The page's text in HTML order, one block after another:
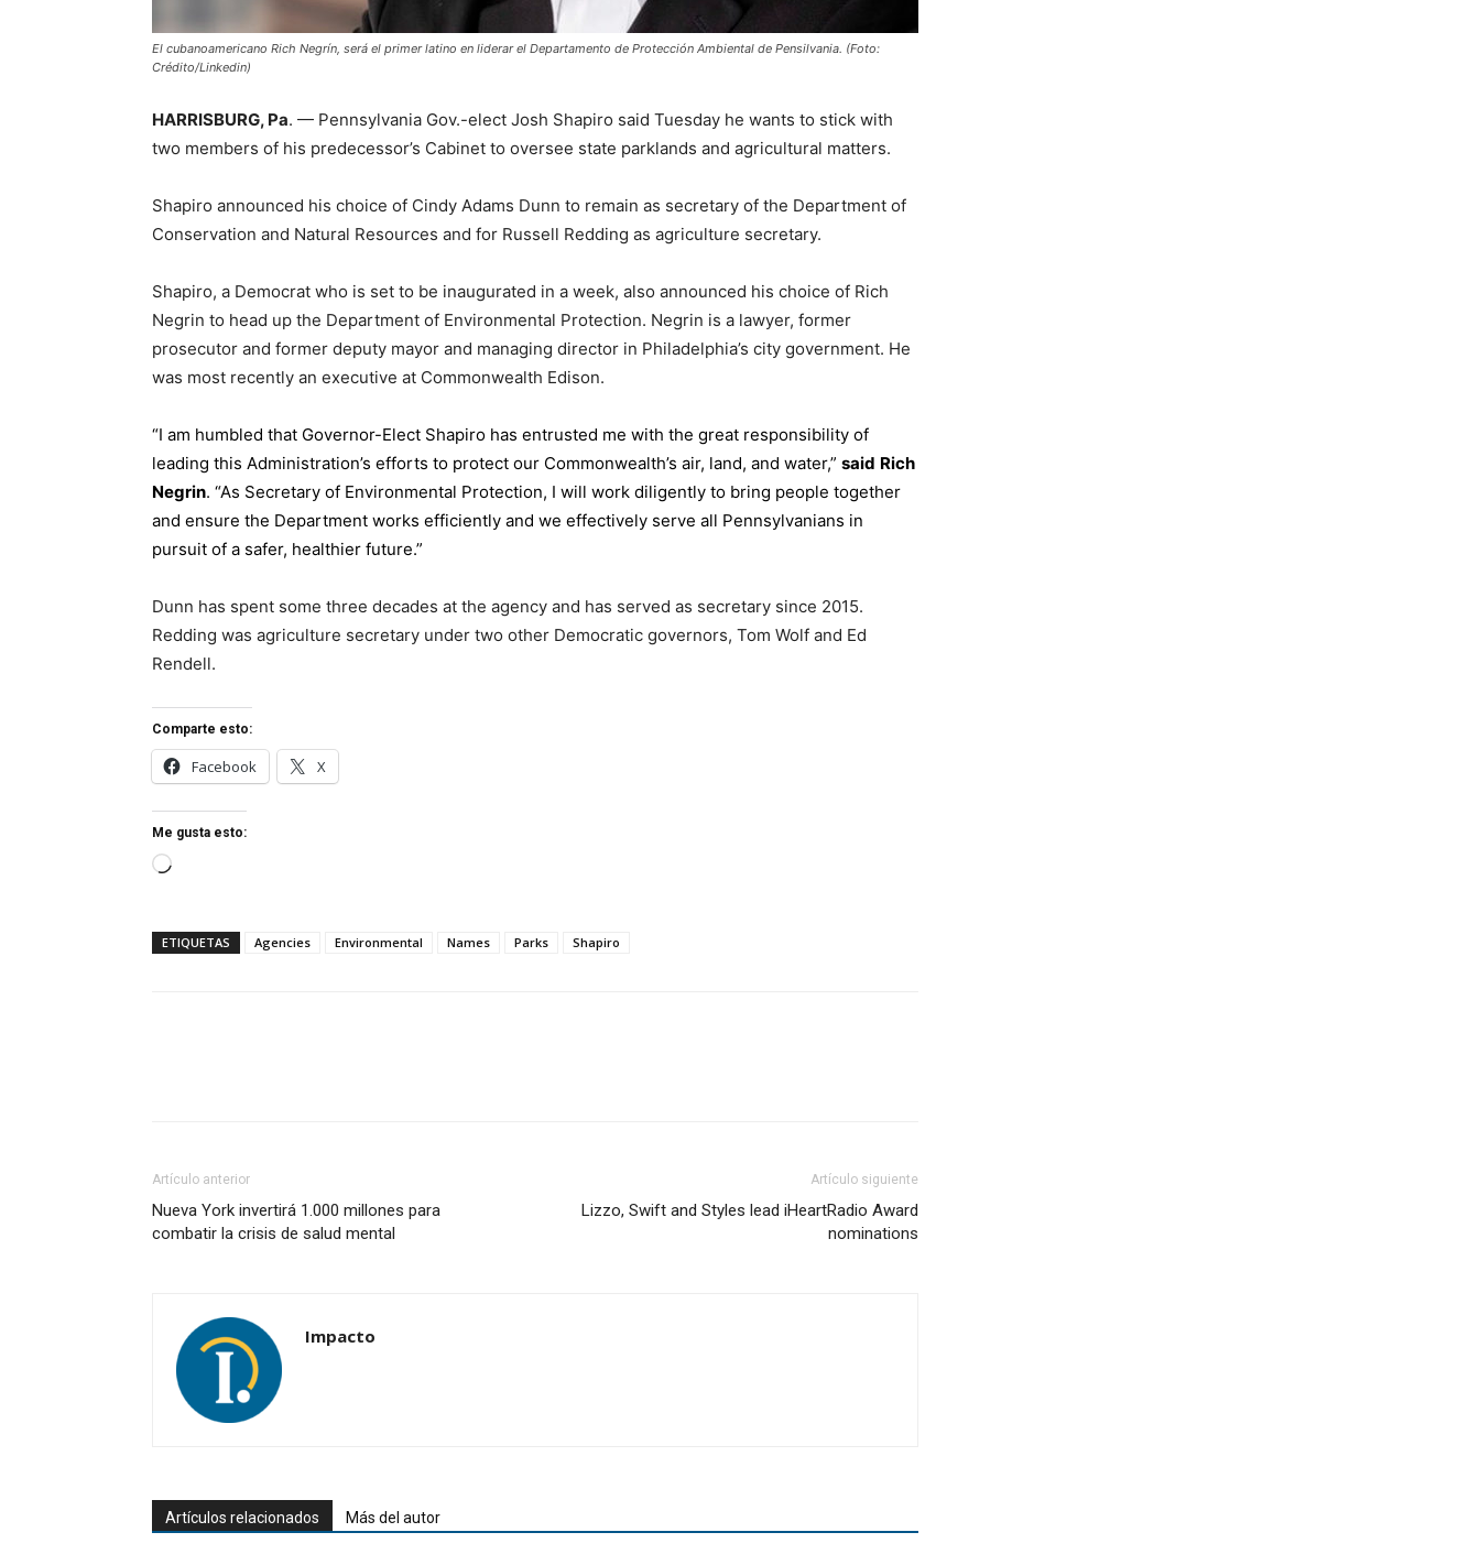
El cubanoamericano Rich Negrín, será el primer latino en liderar el Departamento de Protección Ambiental de Pensilvania. (Foto:
Crédito/Linkedin)
HARRISBURG, Pa. — Pennsylvania Gov.-elect Josh Shapiro said Tuesday he wants to stick with
two members of his predecessor’s Cabinet to oversee state parklands and agricultural matters.
Shapiro announced his choice of Cindy Adams Dunn to remain as secretary of the Department of
Conservation and Natural Resources and for Russell Redding as agriculture secretary.
Shapiro, a Democrat who is set to be inaugurated in a week, also announced his choice of Rich
Negrin to head up the Department of Environmental Protection. Negrin is a lawyer, former
prosecutor and former deputy mayor and managing director in Philadelphia’s city government. He
was most recently an executive at Commonwealth Edison.
“I am humbled that Governor-Elect Shapiro has entrusted me with the great responsibility of
leading this Administration’s efforts to protect our Commonwealth’s air, land, and water,” said Rich
Negrin. “As Secretary of Environmental Protection, I will work diligently to bring people together
and ensure the Department works efficiently and we effectively serve all Pennsylvanians in
pursuit of a safer, healthier future.”
Dunn has spent some three decades at the agency and has served as secretary since 2015.
Redding was agriculture secretary under two other Democratic governors, Tom Wolf and Ed
Rendell.
Comparte esto:
Facebook X
Me gusta esto:
Cargando...
ETIQUETAS Agencies Environmental Names Parks Shapiro
Artículo anterior
Nueva York invertirá 1.000 millones para
combatir la crisis de salud mental
Artículo siguiente
Lizzo, Swift and Styles lead iHeartRadio Award
nominations
Impacto
Artículos relacionados Más del autor